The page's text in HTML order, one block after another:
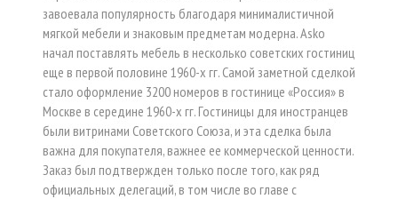
завоевала популярность благодаря минималистичной
мягкой мебели и знаковым предметам модерна. Asko
начал поставлять мебель в несколько советских гостиниц
еще в первой половине 1960-х гг. Самой заметной сделкой
стало оформление 3200 номеров в гостинице «Россия» в
Москве в середине 1960-х гг. Гостиницы для иностранцев
были витринами Советского Союза, и эта сделка была
важна для покупателя, важнее ее коммерческой ценности.
Заказ был подтвержден только после того, как ряд
официальных делегаций, в том числе во главе с